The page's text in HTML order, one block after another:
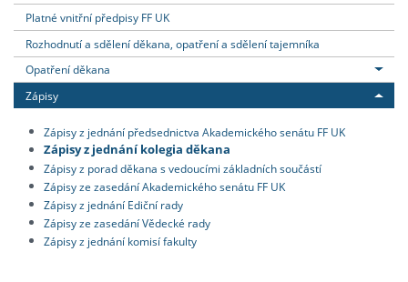
Platné vnitřní předpisy FF UK
Rozhodnutí a sdělení děkana, opatření a sdělení tajemníka
Opatření děkana
Zápisy
Zápisy z jednání předsednictva Akademického senátu FF UK
Zápisy z jednání kolegia děkana
Zápisy z porad děkana s vedoucími základních součástí
Zápisy ze zasedání Akademického senátu FF UK
Zápisy z jednání Ediční rady
Zápisy ze zasedání Vědecké rady
Zápisy z jednání komisí fakulty